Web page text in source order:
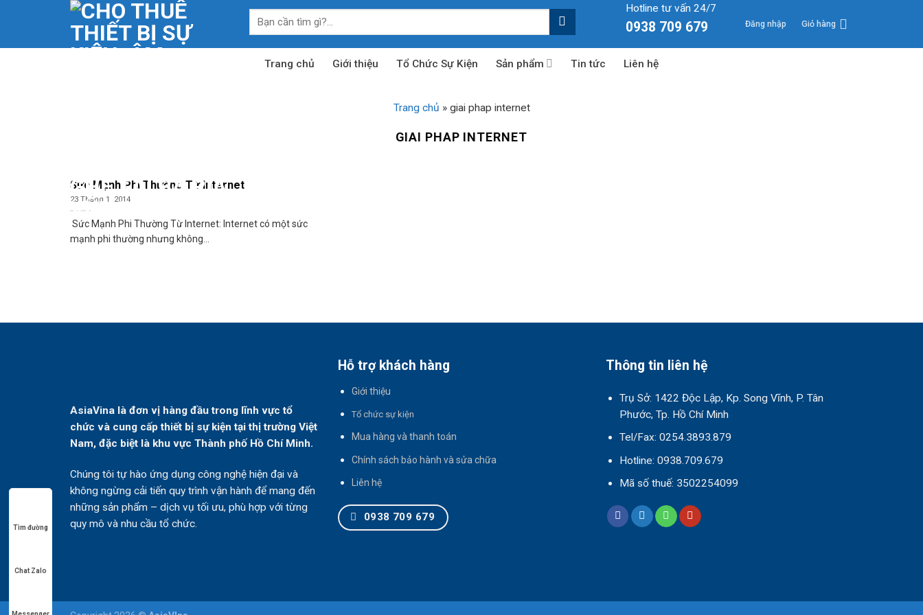
Tìm
kiếm:
Hotline tư vấn 24/7
0938 709 679 Đăng nhập Giỏ hàng
Trang chủ Giới thiệu Tổ Chức Sự Kiện Sản phẩm Tin tức Liên hệ
Trang chủ » giai phap internet
GIAI PHAP INTERNET
Sức Mạnh Phi Thường Từ Internet
23 Tháng 1, 2014
Sức Mạnh Phi Thường Từ Internet: Internet có một sức
mạnh phi thường nhưng không...
AsiaVina là đơn vị hàng đầu trong lĩnh vực tổ
chức và cung cấp thiết bị sự kiện tại thị trường Việt
Nam, đặc biệt là khu vực Thành phố Hồ Chí Minh.
Chúng tôi tự hào ứng dụng công nghệ hiện đại và
không ngừng cải tiến quy trình vận hành để mang đến
những sản phẩm – dịch vụ tối ưu, phù hợp với từng
quy mô và nhu cầu tổ chức.
Hỗ trợ khách hàng
Giới thiệu
Tổ chức sự kiện
Mua hàng và thanh toán
Chính sách bảo hành và sửa chữa
Liên hệ
0938 709 679
Thông tin liên hệ
Trụ Sở: 1422 Độc Lập, Kp. Song Vĩnh, P. Tân
Phước, Tp. Hồ Chí Minh
Tel/Fax: 0254.3893.879
Hotline: 0938.709.679
Mã số thuế: 3502254099
Tìm đường
Chat Zalo